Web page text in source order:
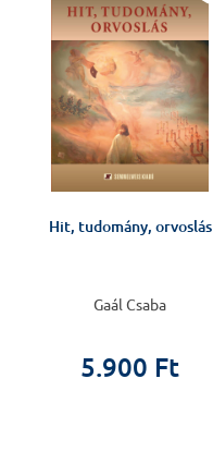
Hit, tudomány, orvoslás
Gaál Csaba
5.900 Ft